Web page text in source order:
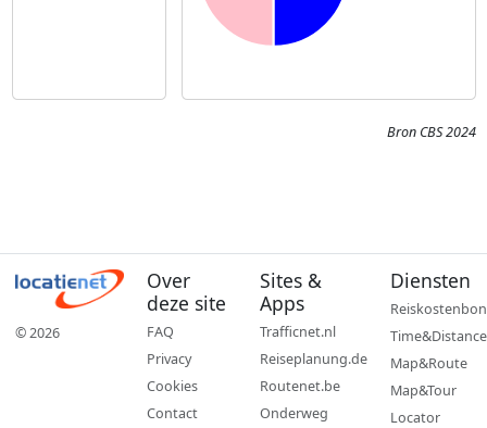
Bron CBS 2024
© 2026
Over
deze site
FAQ
Privacy
Cookies
Contact
Sites &
Apps
Trafficnet.nl
Reiseplanung.de
Routenet.be
Onderweg
Diensten
Reiskostenbon
Time&Distance
Map&Route
Map&Tour
Locator